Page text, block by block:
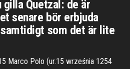
Quetzal: de är
senare bör erbjuda
som det är lite
Marco Polo (ur.15 września 1254